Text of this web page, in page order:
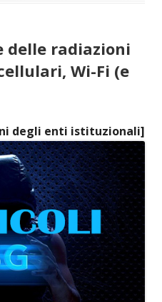
delle radiazioni
Wi-Fi (e
degli enti istituzionali]